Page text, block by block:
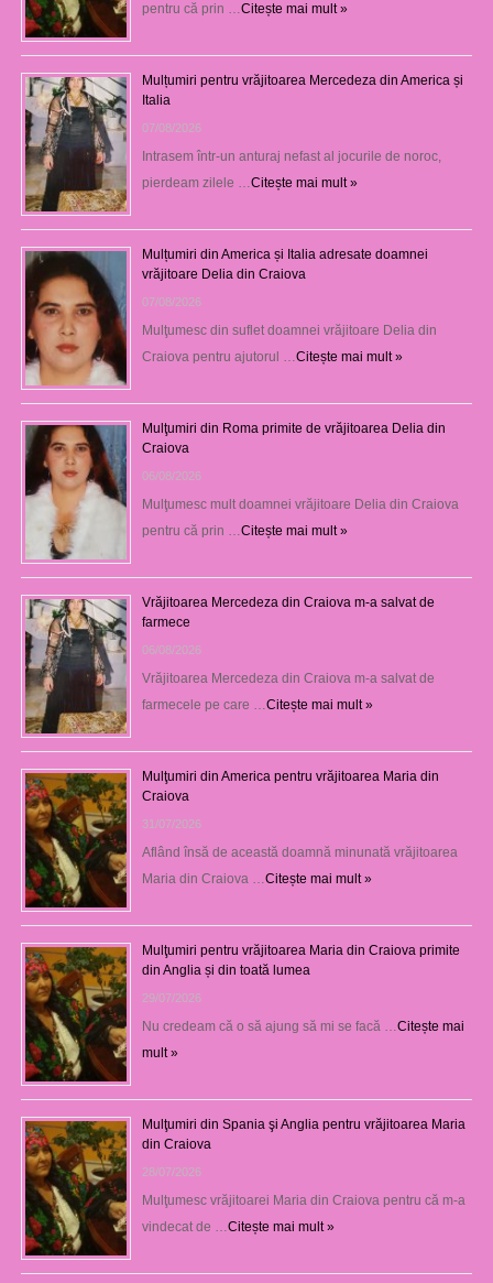
pentru că prin …Citește mai mult »
Mulțumiri pentru vrăjitoarea Mercedeza din America și
Italia
07/08/2026
Intrasem într-un anturaj nefast al jocurile de noroc,
pierdeam zilele …Citește mai mult »
Mulțumiri din America și Italia adresate doamnei
vrăjitoare Delia din Craiova
07/08/2026
Mulţumesc din suflet doamnei vrăjitoare Delia din
Craiova pentru ajutorul …Citește mai mult »
Mulţumiri din Roma primite de vrăjitoarea Delia din
Craiova
06/08/2026
Mulţumesc mult doamnei vrăjitoare Delia din Craiova
pentru că prin …Citește mai mult »
Vrăjitoarea Mercedeza din Craiova m-a salvat de
farmece
06/08/2026
Vrăjitoarea Mercedeza din Craiova m-a salvat de
farmecele pe care …Citește mai mult »
Mulţumiri din America pentru vrăjitoarea Maria din
Craiova
31/07/2026
Aflând însă de această doamnă minunată vrăjitoarea
Maria din Craiova …Citește mai mult »
Mulţumiri pentru vrăjitoarea Maria din Craiova primite
din Anglia și din toată lumea
29/07/2026
Nu credeam că o să ajung să mi se facă …Citește mai
mult »
Mulţumiri din Spania şi Anglia pentru vrăjitoarea Maria
din Craiova
28/07/2026
Mulţumesc vrăjitoarei Maria din Craiova pentru că m-a
vindecat de …Citește mai mult »